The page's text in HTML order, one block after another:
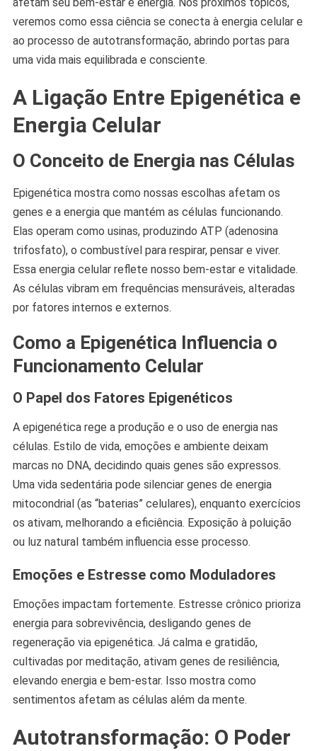
veremos como essa ciência se conecta à energia celular e
ao processo de autotransformação, abrindo portas para
uma vida mais equilibrada e consciente.
A Ligação Entre Epigenética e
Energia Celular
O Conceito de Energia nas Células
Epigenética mostra como nossas escolhas afetam os
genes e a energia que mantém as células funcionando.
Elas operam como usinas, produzindo ATP (adenosina
trifosfato), o combustível para respirar, pensar e viver.
Essa energia celular reflete nosso bem-estar e vitalidade.
As células vibram em frequências mensuráveis, alteradas
por fatores internos e externos.
Como a Epigenética Influencia o
Funcionamento Celular
O Papel dos Fatores Epigenéticos
A epigenética rege a produção e o uso de energia nas
células. Estilo de vida, emoções e ambiente deixam
marcas no DNA, decidindo quais genes são expressos.
Uma vida sedentária pode silenciar genes de energia
mitocondrial (as “baterias” celulares), enquanto exercícios
os ativam, melhorando a eficiência. Exposição à poluição
ou luz natural também influencia esse processo.
Emoções e Estresse como Moduladores
Emoções impactam fortemente. Estresse crônico prioriza
energia para sobrevivência, desligando genes de
regeneração via epigenética. Já calma e gratidão,
cultivadas por meditação, ativam genes de resiliência,
elevando energia e bem-estar. Isso mostra como
sentimentos afetam as células além da mente.
Autotransformação: O Poder